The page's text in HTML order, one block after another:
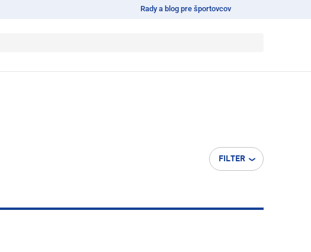
Rady a blog pre športovcov
FILTER